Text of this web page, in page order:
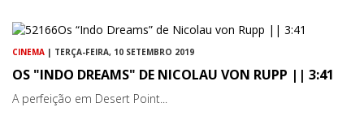
CINEMA | TERÇA-FEIRA, 10 SETEMBRO 2019
OS "INDO DREAMS" DE NICOLAU VON RUPP || 3:41
A perfeição em Desert Point...